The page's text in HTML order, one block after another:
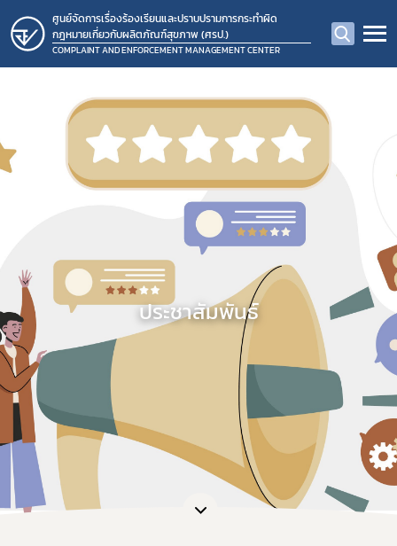
ศูนย์จัดการเรื่องร้องเรียนและปราบปรามการกระทำผิด
กฎหมายเกี่ยวกับผลิตภัณฑ์สุขภาพ (ศรป.)
COMPLAINT AND ENFORCEMENT MANAGEMENT CENTER
ประชาสัมพันธ์